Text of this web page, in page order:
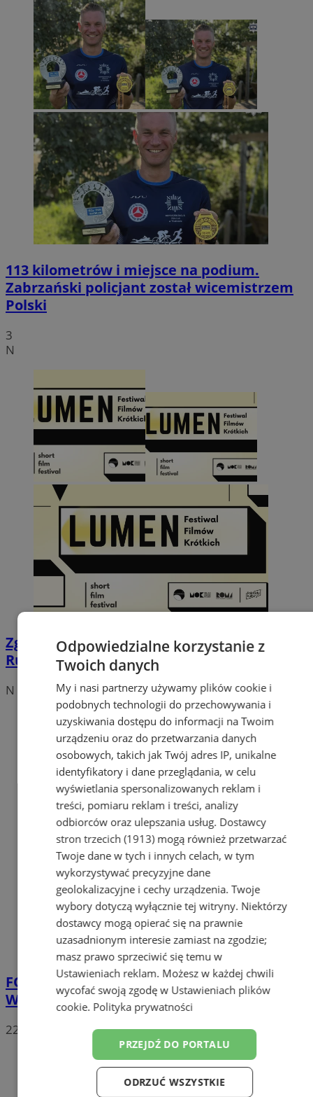
113 kilometrów i miejsce na podium.
Zabrzański policjant został wicemistrzem
Polski
3
N
Zgłoś swój film i pokaż go w Kinie ROMA.
Rusza nabór na Lumen Festiwal w Zabrzu
N
FOTO
Kolejna potańcówka za nami. DJ
Witek Śmieszek rozkręcił Plac Teatralny
22
Odpowiedzialne korzystanie z
Twoich danych
My i nasi partnerzy używamy plików cookie i
podobnych technologii do przechowywania i
uzyskiwania dostępu do informacji na Twoim
urządzeniu oraz do przetwarzania danych
osobowych, takich jak Twój adres IP, unikalne
identyfikatory i dane przeglądania, w celu
wyświetlania spersonalizowanych reklam i
treści, pomiaru reklam i treści, analizy
odbiorców oraz ulepszania usług. Dostawcy
stron trzecich (1913)mogą również przetwarzać
Twoje dane w tych i innych celach, w tym
wykorzystywać precyzyjne dane
geolokalizacyjne i cechy urządzenia. Twoje
wybory dotyczą wyłącznie tej witryny. Niektórzy
dostawcy mogą opierać się na prawnie
uzasadnionym interesie zamiast na zgodzie;
masz prawo sprzeciwić się temu w
Ustawieniach reklam. Możesz w każdej chwili
wycofać swoją zgodę w Ustawieniach plików
cookie. Polityka prywatności
PRZEJDŹ DO PORTALU
ODRZUĆ WSZYSTKIE